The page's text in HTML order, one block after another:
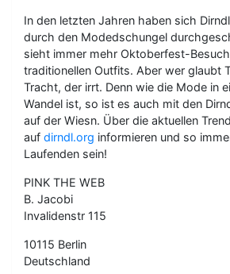
In den letzten Jahren haben sich
durch den Modedschungel
sieht immer mehr Oktoberfest-
traditionellen Outfits. Aber wer glaubt
Tracht, der irrt. Denn wie die Mode in
Wandel ist, so ist es auch mit den
auf der Wiesn. Über die aktuellen
auf dirndl.org informieren und so
Laufenden sein!
PINK THE WEB
B. Jacobi
Invalidenstr 115
10115 Berlin
Deutschland